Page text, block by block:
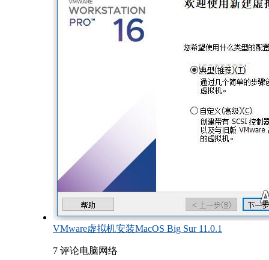
VMware虚拟机安装MacOS Big Sur 11.0.1
7 评论电脑网络